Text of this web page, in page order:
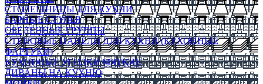
СТОЛЕШНИЦЫ ДЛЯ КУХНИ
БАРНЫЕ СТУЛЬЯ
ОБЕДЕННЫЕ ГРУППЫ
СТЕНОВЫЕ ПАНЕЛИ ДЛЯ КУХНИ (КУХОННЫЕ
ФАРТУКИ)
КУХОННЫЕ УГОЛКИ МЯГКИЕ
ДИВАНЫ НА КУХНЮ